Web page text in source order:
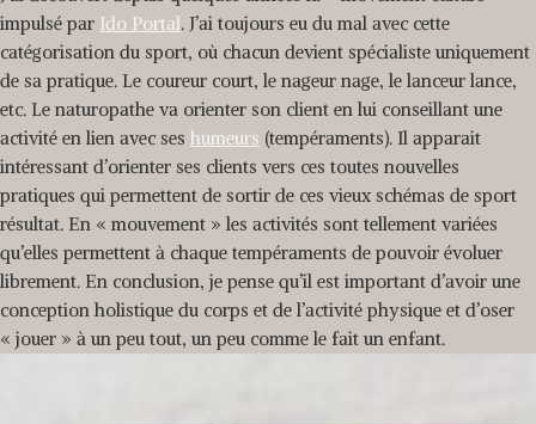
impulsé par Ido Portal. J’ai toujours eu du mal avec cette
catégorisation du sport, où chacun devient spécialiste uniquement
de sa pratique. Le coureur court, le nageur nage, le lanceur lance,
etc. Le naturopathe va orienter son client en lui conseillant une
activité en lien avec ses humeurs (tempéraments). Il apparait
intéressant d’orienter ses clients vers ces toutes nouvelles
pratiques qui permettent de sortir de ces vieux schémas de sport
résultat. En « mouvement » les activités sont tellement variées
qu’elles permettent à chaque tempéraments de pouvoir évoluer
librement. En conclusion, je pense qu’il est important d’avoir une
conception holistique du corps et de l’activité physique et d’oser
« jouer » à un peu tout, un peu comme le fait un enfant.